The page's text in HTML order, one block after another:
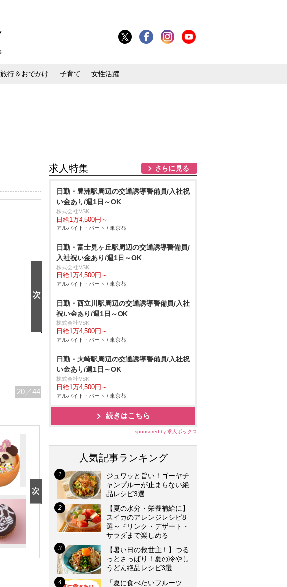
旅行＆おでかけ 子育て 女性活躍
20 ／44
求人特集 さらに見る
日勤・豊洲駅周辺の交通誘導警備員/入社祝
い金あり/週1日～OK
株式会社MSK
日給1万4,500円～
アルバイト・パート / 東京都
日勤・富士見ヶ丘駅周辺の交通誘導警備員/
入社祝い金あり/週1日～OK
株式会社MSK
日給1万4,500円～
アルバイト・パート / 東京都
日勤・西立川駅周辺の交通誘導警備員/入社
祝い金あり/週1日～OK
株式会社MSK
日給1万4,500円～
アルバイト・パート / 東京都
日勤・大崎駅周辺の交通誘導警備員/入社祝
い金あり/週1日～OK
株式会社MSK
日給1万4,500円～
アルバイト・パート / 東京都
続きはこちら
sponsored by 求人ボックス
人気記事ランキング
ジュワッと旨い！ゴーヤチ
ャンプルーが止まらない絶
品レシピ3選
【夏の水分・栄養補給に】
スイカのアレンジレシピ8
選～ドリンク・デザート・
サラダまで楽しめる
【暑い日の救世主！】つる
っとさっぱり！夏の冷やし
うどん絶品レシピ3選
「夏に食べたいフルーツ